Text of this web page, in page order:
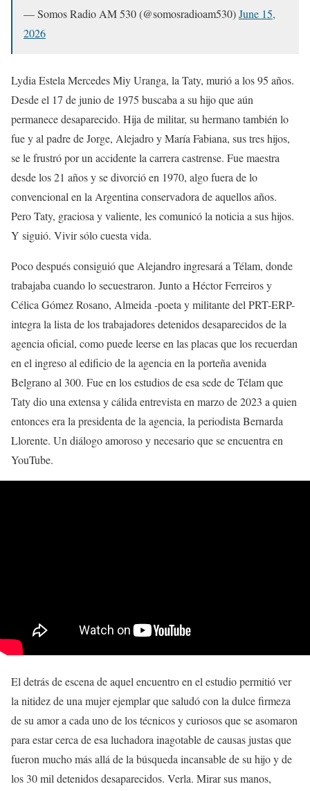
— Somos Radio AM 530 (@somosradioam530)June 15,
2026
Lydia Estela Mercedes Miy Uranga, la Taty, murió a los 95 años.
Desde el 17 de junio de 1975 buscaba a su hijo que aún
permanece desaparecido. Hija de militar, su hermano también lo
fue y al padre de Jorge, Alejadro y María Fabiana, sus tres hijos,
se le frustró por un accidente la carrera castrense. Fue maestra
desde los 21 años y se divorció en 1970, algo fuera de lo
convencional en la Argentina conservadora de aquellos años.
Pero Taty, graciosa y valiente, les comunicó la noticia a sus hijos.
Y siguió. Vivir sólo cuesta vida.
Poco después consiguió que Alejandro ingresará a Télam, donde
trabajaba cuando lo secuestraron. Junto a Héctor Ferreiros y
Célica Gómez Rosano, Almeida -poeta y militante del PRT-ERP-
integra la lista de los trabajadores detenidos desaparecidos de la
agencia oficial, como puede leerse en las placas que los recuerdan
en el ingreso al edificio de la agencia en la porteña avenida
Belgrano al 300. Fue en los estudios de esa sede de Télam que
Taty dio una extensa y cálida entrevista en marzo de 2023 a quien
entonces era la presidenta de la agencia, la periodista Bernarda
Llorente. Un diálogo amoroso y necesario que se encuentra en
YouTube.
El detrás de escena de aquel encuentro en el estudio permitió ver
la nitidez de una mujer ejemplar que saludó con la dulce firmeza
de su amor a cada uno de los técnicos y curiosos que se asomaron
para estar cerca de esa luchadora inagotable de causas justas que
fueron mucho más allá de la búsqueda incansable de su hijo y de
los 30 mil detenidos desaparecidos. Verla. Mirar sus manos,